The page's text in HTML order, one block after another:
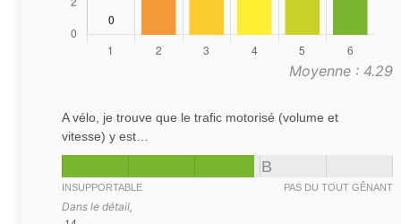
Moyenne : 4.29
A vélo, je trouve que le trafic motorisé (volume et
vitesse) y est…
B
INSUPPORTABLE PAS DU TOUT GÊNANT
Dans le détail,